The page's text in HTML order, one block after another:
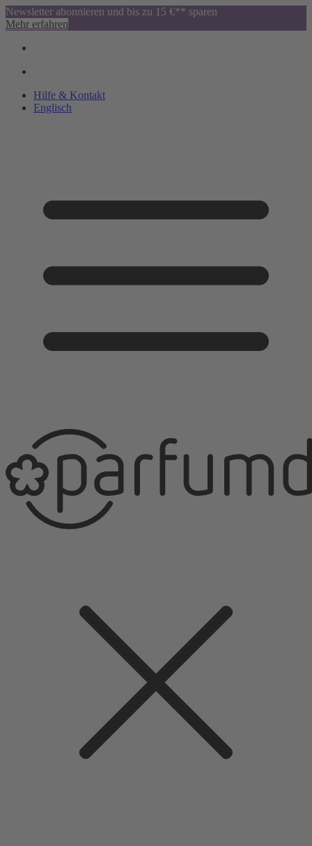
Newsletter abonnieren und bis zu 15 €** sparen
Mehr erfahren
Hilfe & Kontakt
Englisch